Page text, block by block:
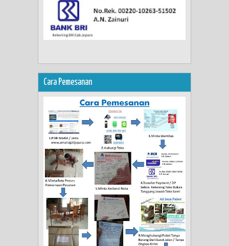
Cara Pemesanan